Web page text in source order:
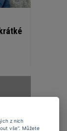
z nich
vše“. Můžete